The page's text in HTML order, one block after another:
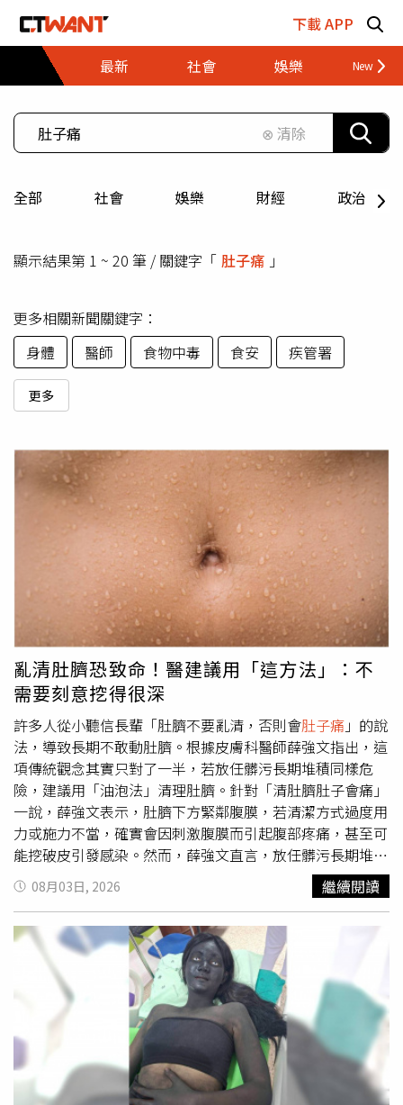
下載 APP
最新
社會 娛樂 財經
⊗ 清除
全部 社會 娛樂 財經 政治
顯示結果第 1 ~ 20 筆 / 關鍵字「 肚子痛 」
更多相關新聞關鍵字：
身體
醫師 食物中毒 食安 疾管署
更多
亂清肚臍恐致命！醫建議用「這方法」：不
需要刻意挖得很深
許多人從小聽信長輩「肚臍不要亂清，否則會肚子痛 」的說
法，導致長期不敢動肚臍。根據皮膚科醫師薛強文指出，這
項傳統觀念其實只對了一半，若放任髒污長期堆積同樣危
險，建議用「油泡法」清理肚臍。針對「清肚臍肚子會痛」
一說，薛強文表示，肚臍下方緊鄰腹膜，若清潔方式過度用
力或施力不當，確實會因刺激腹膜而引起腹部疼痛，甚至可
能挖破皮引發感染。然而，薛強文直言，放任髒污長期堆積
同樣危險，曾有一名20多歲女子，從出生以來從未清理過肚
臍，就診時肚臍發臭、嚴重紅腫發炎，甚至出現高燒、異味
與化膿等嚴重症狀。薛強文建議，可以採取溫和且安全的
「油泡法」，在肚臍凹陷處滴入幾滴橄欖油或一般的食用沙
拉油，靜置四至五分鐘，讓油脂充分軟化積聚的角質與頑固
污垢，再使用乾淨的棉花棒輕柔地將表面髒污拭去。薛強文
強調，日常肚臍清潔維持大約每月一次的頻率即可，過程中
不需要刻意挖得很深，切記能清多少是多少，不可使用手
指、指甲或尖銳物品強行深入摳挖，以免傷及皮膚或刺激腹
膜，尤其是糖尿病患者或免疫力較低的人群，一旦細菌侵入
演变成腹膜炎，更可能危及生命。
08月03日, 2026 繼續閱讀